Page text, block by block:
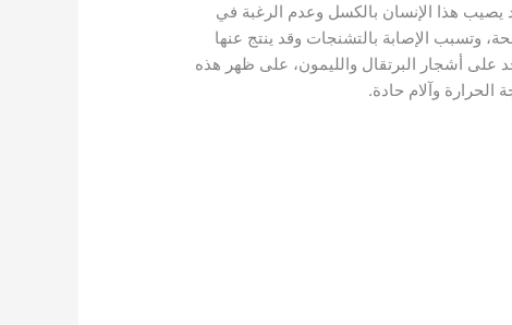
هذا الإنسان بالكسل وعدم الرغبة في
وتسبب الإصابة بالتشنجات وقد ينتج عنها
على أشجار البرتقال والليمون، على ظهر هذه
وآلام حادة.